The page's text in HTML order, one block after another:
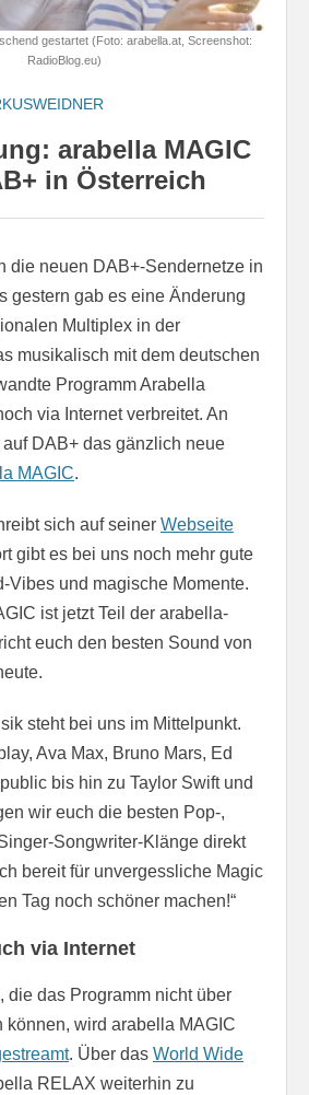
gestartet (Foto: arabella.at, Screenshot:
RadioBlog.eu)
arabella MAGIC
in Österreich
die neuen DAB+-Sendernetze in
gestern gab es eine Änderung
Multiplex in der
musikalisch mit dem deutschen
Programm Arabella
via Internet verbreitet. An
DAB+ das gänzlich neue
MAGIC.
sich auf seiner Webseite
gibt es bei uns noch mehr gute
Vibes und magische Momente.
ist jetzt Teil der arabella-
euch den besten Sound von
steht bei uns im Mittelpunkt.
Ava Max, Bruno Mars, Ed
bis hin zu Taylor Swift und
wir euch die besten Pop-,
Songwriter-Klänge direkt
bereit für unvergessliche Magic
Tag noch schöner machen!“
via Internet
die das Programm nicht über
können, wird arabella MAGIC
. Über das World Wide
RELAX weiterhin zu